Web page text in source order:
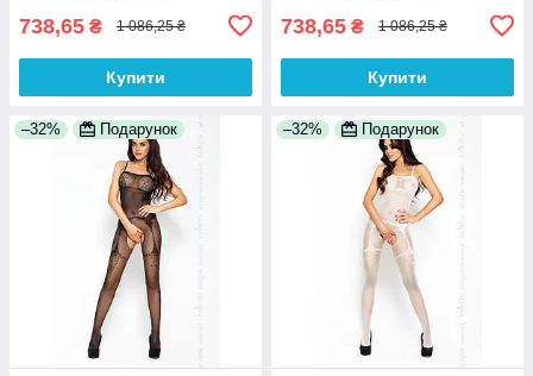
738,65 ₴ 1 086,25 ₴
Купити
738,65 ₴ 1 086,25 ₴
Купити
–32% Подарунок –32% Подарунок